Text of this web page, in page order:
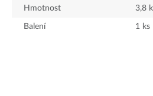
Hmotnost 3,8
Balení 1 ks